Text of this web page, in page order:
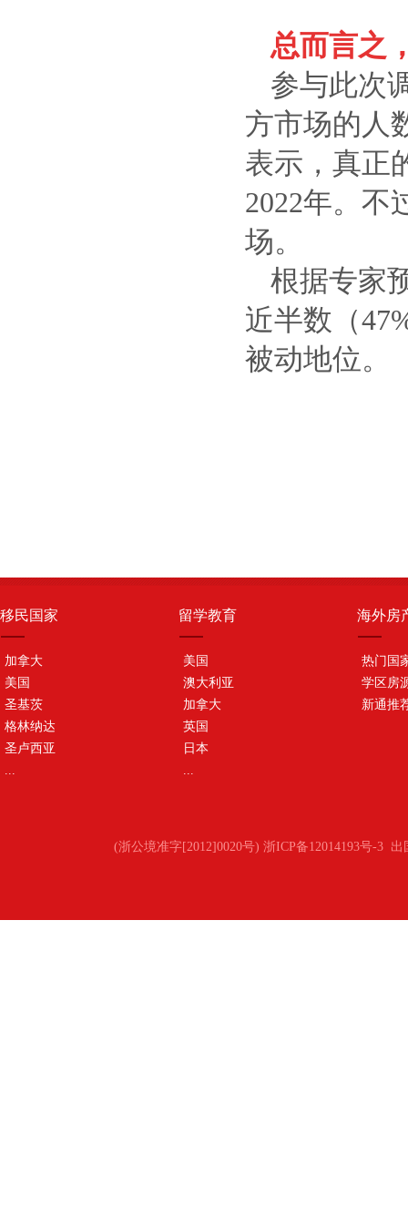
总而言之
参与此次
方市场的人
表示，真正
2022年。不
场。
根据专家
近半数（
被动地位。
移民国家
加拿大
美国
圣基茨
格林纳达
圣卢西亚
...
留学教育
美国
澳大利亚
加拿大
英国
日本
...
海外房
热门国
学区房
新通推
(浙公境准字[2012]0020号) 浙ICP备12014193号-3 出